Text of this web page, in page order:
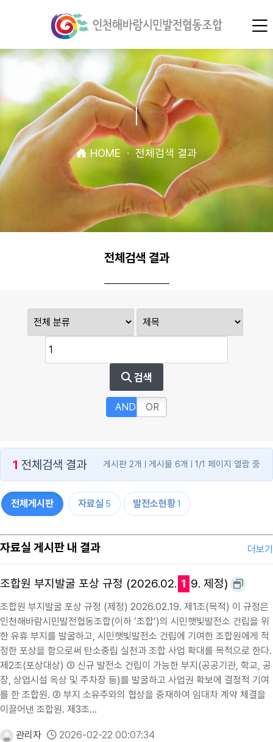
HOME · 전체검색 결과
전체검색 결과
검색
AND OR
1 전체검색 결과 게시판 2개 게시물 6개 1/1 페이지 열람 중
전체게시판 자료실 5 발전소현황1
자료실 게시판 내 결과 더보기
조합원 부지발굴 포상 규정 (2026.02. 1 9. 제정)
조합원 부지발굴 포상 규정 (제정) 2026.02.19. 제1조(목적) 이 규정은
인천해바람시민발전협동조합(이하 ‘조합’)의 시민햇빛발전소 건립을 위
한 유휴 부지를 발굴하고, 시민햇빛발전소 건립에 기여한 조합원에게 적
정한 포상을 함으로써 탄소중립 실천과 조합 사업 확대를 목적으로 한다.
제2조(포상대상) ① 신규 발전소 건립이 가능한 부지(공공기관, 학교, 공
장, 상업시설 옥상 및 주차장 등)를 발굴하고 사업권 확보에 결정적 기여
를 한 조합원. ② 부지 소유주와의 협상을 중재하여 임대차 계약 체결을
이끌어낸 조합원. 제3조…
관리자 2026-02-22 00:07:34